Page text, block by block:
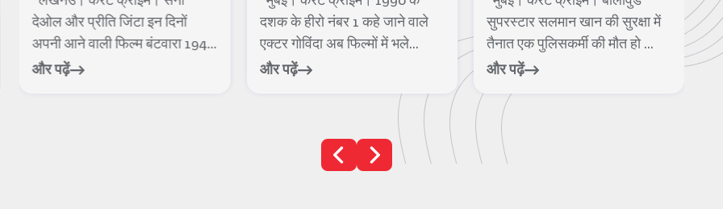
देओल और प्रीति जिंटा इन दिनों
अपनी आने वाली फिल्म बंटवारा 1947
को लेकर...
और पढ़ें
दशक के हीरो नंबर 1 कहे जाने वाले
एक्टर गोविंदा अब फिल्मों में भले...
और पढ़ें
सुपरस्टार सलमान खान की सुरक्षा में
तैनात एक पुलिसकर्मी की मौत हो ...
और पढ़ें